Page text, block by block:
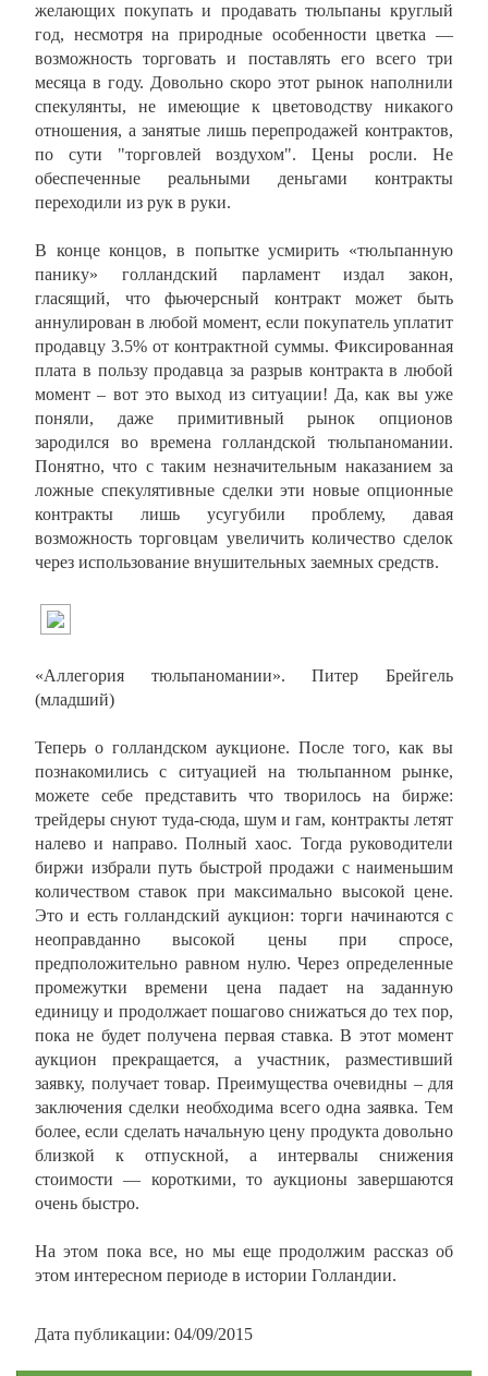
желающих покупать и продавать тюльпаны круглый
год, несмотря на природные особенности цветка —
возможность торговать и поставлять его всего три
месяца в году. Довольно скоро этот рынок наполнили
спекулянты, не имеющие к цветоводству никакого
отношения, а занятые лишь перепродажей контрактов,
по сути "торговлей воздухом". Цены росли. Не
обеспеченные реальными деньгами контракты
переходили из рук в руки.
В конце концов, в попытке усмирить «тюльпанную
панику» голландский парламент издал закон,
гласящий, что фьючерсный контракт может быть
аннулирован в любой момент, если покупатель уплатит
продавцу 3.5% от контрактной суммы. Фиксированная
плата в пользу продавца за разрыв контракта в любой
момент – вот это выход из ситуации! Да, как вы уже
поняли, даже примитивный рынок опционов
зародился во времена голландской тюльпаномании.
Понятно, что с таким незначительным наказанием за
ложные спекулятивные сделки эти новые опционные
контракты лишь усугубили проблему, давая
возможность торговцам увеличить количество сделок
через использование внушительных заемных средств.
«Аллегория тюльпаномании». Питер Брейгель
(младший)
Теперь о голландском аукционе. После того, как вы
познакомились с ситуацией на тюльпанном рынке,
можете себе представить что творилось на бирже:
трейдеры снуют туда-сюда, шум и гам, контракты летят
налево и направо. Полный хаос. Тогда руководители
биржи избрали путь быстрой продажи с наименьшим
количеством ставок при максимально высокой цене.
Это и есть голландский аукцион: торги начинаются с
неоправданно высокой цены при спросе,
предположительно равном нулю. Через определенные
промежутки времени цена падает на заданную
единицу и продолжает пошагово снижаться до тех пор,
пока не будет получена первая ставка. В этот момент
аукцион прекращается, а участник, разместивший
заявку, получает товар. Преимущества очевидны – для
заключения сделки необходима всего одна заявка. Тем
более, если сделать начальную цену продукта довольно
близкой к отпускной, а интервалы снижения
стоимости — короткими, то аукционы завершаются
очень быстро.
На этом пока все, но мы еще продолжим рассказ об
этом интересном периоде в истории Голландии.
Дата публикации: 04/09/2015